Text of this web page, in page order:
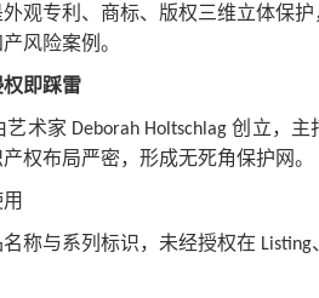
观专利、商标、版权三维立体保
风险案例。
即踩雷
艺术家 Deborah Holtschlag创立，主
权布局严密，形成无死角保护网。
称与系列标识，未经授权在 Listing